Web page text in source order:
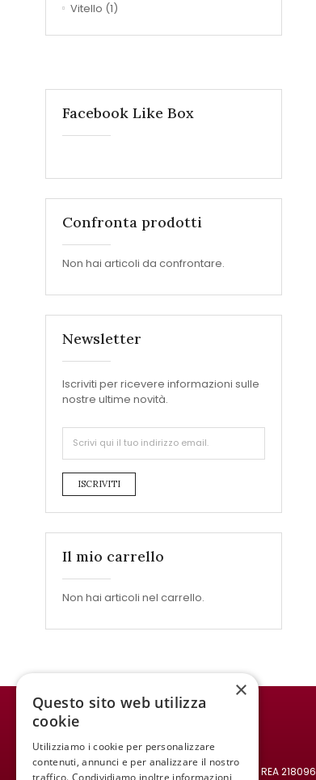
Vitello (1)
Facebook Like Box
Confronta prodotti
Non hai articoli da confrontare.
Newsletter
Iscriviti per ricevere informazioni sulle
nostre ultime novità.
ISCRIVITI
Il mio carrello
Non hai articoli nel carrello.
WINE MEETING ER
© 2021 All rights reserved.
Codice fiscale e Partita IVA: 02008890382 - REA 218096
×
Questo sito web utilizza
cookie
Utilizziamo i cookie per personalizzare
contenuti, annunci e per analizzare il nostro
traffico. Condividiamo inoltre informazioni